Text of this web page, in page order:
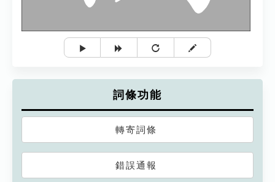
詞條功能
轉寄詞條
錯誤通報